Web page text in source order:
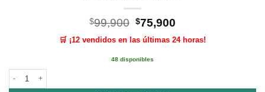
$99,900 El
precio
original
era:
$75,900
actual
🛒 ¡12 vendidos en las últimas 24 horas!
48 disponibles
Radio Vintage 3 Bandas Bluetooth Mp3 Usb Recargable Clásico cantidad